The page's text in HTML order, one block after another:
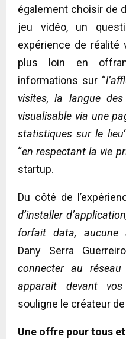
également choisir de
jeu vidéo, un
expérience de réalité
plus loin en
informations sur “
visites, la langue
visualisable via une
statistiques sur le lieu
“en respectant la vie
startup.
Du côté de
d’installer
forfait data, aucune
Dany Serra
connecter au
apparait devant
souligne le créateur
Une offre pour tous